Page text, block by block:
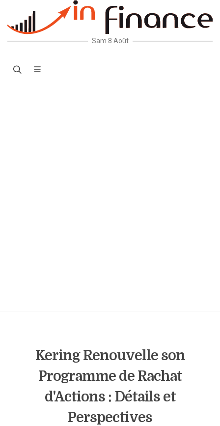
Sam 8 Août
Kering Renouvelle son
Programme de Rachat
d'Actions : Détails et
Perspectives